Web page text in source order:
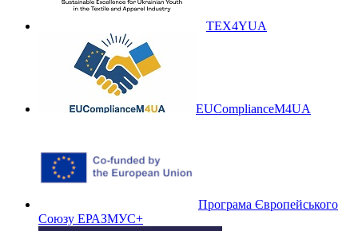
TEX4YUA
EUComplianceM4UA
Програма Європейського
Союзу ЕРАЗМУС+